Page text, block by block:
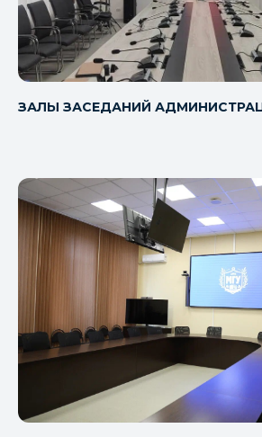
ЗАЛЫ ЗАСЕДАНИЙ
КОМПЛЕКСНОЕ
ОСНАЩЕНИЕ АКТОВОГО
ЗАЛА
Все системы работают вместе для
идеального результата